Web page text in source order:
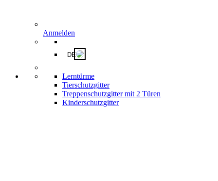
Anmelden
DE
Lerntürme
Tierschutzgitter
Treppenschutzgitter mit 2 Türen
Kinderschutzgitter